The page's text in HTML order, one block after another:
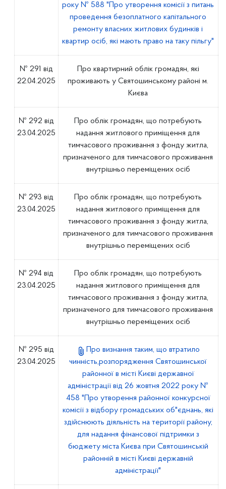
року № 588 "Про утворення комісії з питань
проведення безоплатного капітального
ремонту власних житлових будинків і
квартир осіб, які мають право на таку пільгу"
№ 291 від
22.04.2025
Про квартирний облік громадян, які
проживають у Святошинському районі м.
Києва
№ 292 від
23.04.2025
Про облік громадян, що потребують
надання житлового приміщення для
тимчасового проживання з фонду житла,
призначеного для тимчасового проживання
внутрішньо переміщених осіб
№ 293 від
23.04.2025
Про облік громадян, що потребують
надання житлового приміщення для
тимчасового проживання з фонду житла,
призначеного для тимчасового проживання
внутрішньо переміщених осіб
№ 294 від
23.04.2025
Про облік громадян, що потребують
надання житлового приміщення для
тимчасового проживання з фонду житла,
призначеного для тимчасового проживання
внутрішньо переміщених осіб
№ 295 від
23.04.2025
Про визнання таким, що втратило
чинність,розпорядження Святошинської
районної в місті Києві державної
адміністрації від 26 жовтня 2022 року №
458 "Про утворення районної конкурсної
комісії з відбору громадських об"єднань, які
здійснюють діяльність на території району,
для надання фінансової підтримки з
бюджету міста Києва при Святошинській
районній в місті Києві державній
адміністрації"